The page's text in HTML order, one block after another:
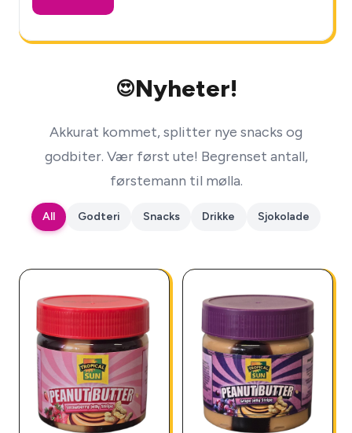
😍Nyheter!
Akkurat kommet, splitter nye snacks og
godbiter. Vær først ute! Begrenset antall,
førstemann til mølla.
All Godteri Snacks Drikke Sjokolade